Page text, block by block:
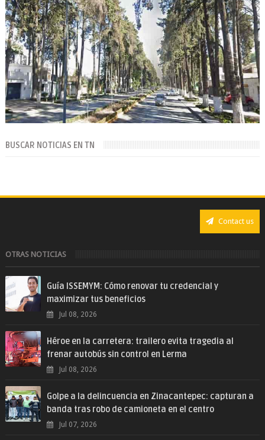
BUSCAR NOTICIAS EN TN
Contact us
OTRAS NOTICIAS
Guía ISSEMYM: Cómo renovar tu credencial y
maximizar tus beneficios
Jul 08, 2026
Héroe en la carretera: trailero evita tragedia al
frenar autobús sin control en Lerma
Jul 08, 2026
Golpe a la delincuencia en Zinacantepec: capturan a
banda tras robo de camioneta en el centro
Jul 07, 2026